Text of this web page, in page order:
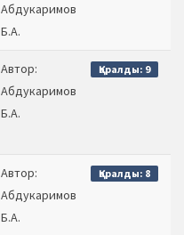
Абдукаримов
Б.А.
Автор:
Абдукаримов
Б.А.
Қаралды: 9
Автор:
Абдукаримов
Б.А.
Қаралды: 8